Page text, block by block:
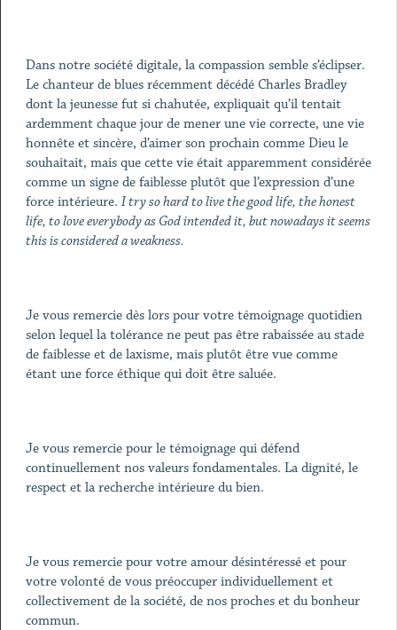
Dans notre société digitale, la compassion semble s’éclipser.
Le chanteur de blues récemment décédé Charles Bradley
dont la jeunesse fut si chahutée, expliquait qu’il tentait
ardemment chaque jour de mener une vie correcte, une vie
honnête et sincère, d’aimer son prochain comme Dieu le
souhaitait, mais que cette vie était apparemment considérée
comme un signe de faiblesse plutôt que l’expression d’une
force intérieure. I try so hard to live the good life, the honest
life, to love everybody as God intended it, but nowadays it seems
this is considered a weakness.
Je vous remercie dès lors pour votre témoignage quotidien
selon lequel la tolérance ne peut pas être rabaissée au stade
de faiblesse et de laxisme, mais plutôt être vue comme
étant une force éthique qui doit être saluée.
Je vous remercie pour le témoignage qui défend
continuellement nos valeurs fondamentales. La dignité, le
respect et la recherche intérieure du bien.
Je vous remercie pour votre amour désintéressé et pour
votre volonté de vous préoccuper individuellement et
collectivement de la société, de nos proches et du bonheur
commun.